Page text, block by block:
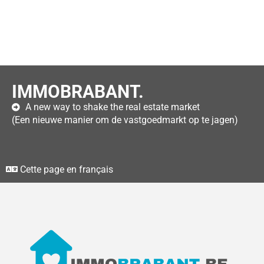
IMMOBRABANT.
A new way to shake the real estate market
(Een nieuwe manier om de vastgoedmarkt op te jagen)
Cette page en français